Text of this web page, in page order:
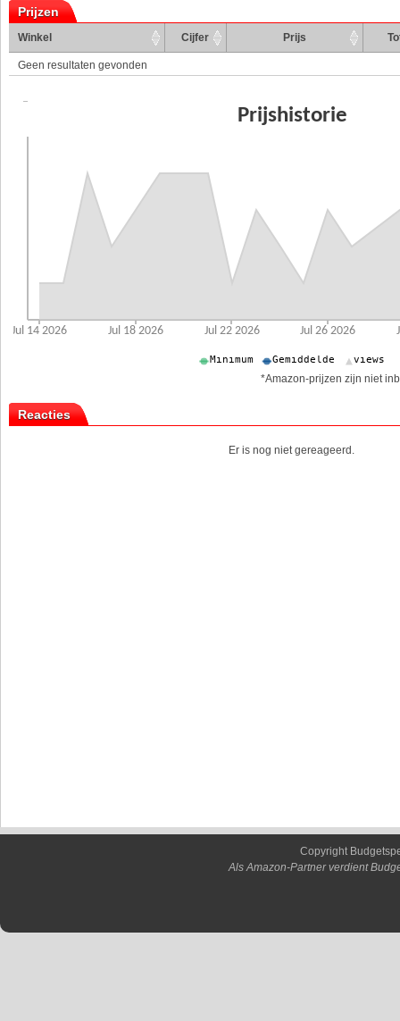
Prijzen
Winkel Cijfer Prijs
Geen resultaten gevonden
*Amazon-prijzen zijn niet
Reacties
Er is nog niet gereageerd.
Copyright
Als Amazon-Partner verdient